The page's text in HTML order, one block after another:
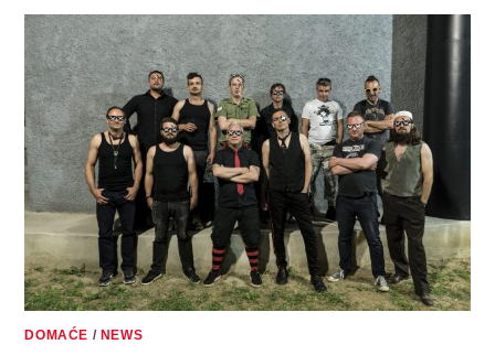
U
ISTOIMENOJ
PJESMI
KAWASAKI
3P
DOMAĆE / NEWS